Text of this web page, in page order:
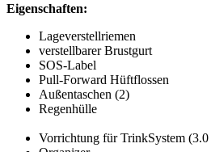
Eigenschaften:
Lageverstellriemen
verstellbarer Brustgurt
SOS-Label
Pull-Forward Hüftflossen
Außentaschen (2)
Regenhülle
Vorrichtung für TrinkSystem